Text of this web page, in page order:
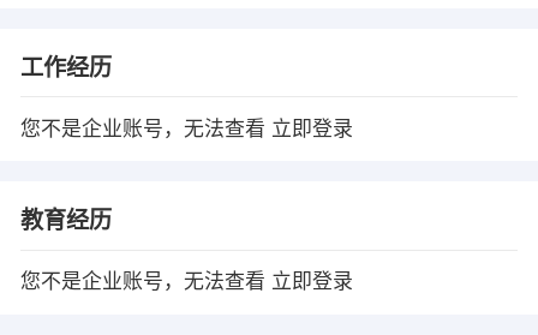
工作经历
您不是企业账号，无法查看 立即登录
教育经历
您不是企业账号，无法查看 立即登录